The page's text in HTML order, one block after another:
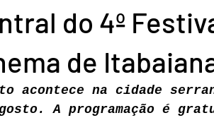
do 4º
de
acontece na cidade
A programação é